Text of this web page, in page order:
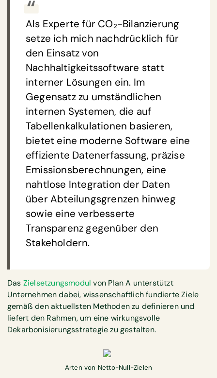
Als Experte für CO₂-Bilanzierung
setze ich mich nachdrücklich für
den Einsatz von
Nachhaltigkeitssoftware statt
interner Lösungen ein. Im
Gegensatz zu umständlichen
internen Systemen, die auf
Tabellenkalkulationen basieren,
bietet eine moderne Software eine
effiziente Datenerfassung, präzise
Emissionsberechnungen, eine
nahtlose Integration der Daten
über Abteilungsgrenzen hinweg
sowie eine verbesserte
Transparenz gegenüber den
Stakeholdern.
Das Zielsetzungsmodul von Plan A unterstützt
Unternehmen dabei, wissenschaftlich fundierte Ziele
gemäß den aktuellsten Methoden zu definieren und
liefert den Rahmen, um eine wirkungsvolle
Dekarbonisierungsstrategie zu gestalten.
Arten von Netto-Null-Zielen